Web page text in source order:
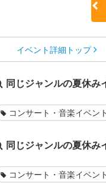
イベント詳細 トップ
同じジャンルの夏休み
コンサート・音楽イベント
同じジャンルの夏休み
コンサート・音楽イベント